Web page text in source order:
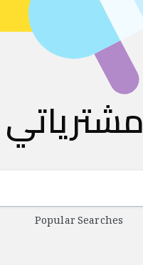
مشترياتي
Popular Searches